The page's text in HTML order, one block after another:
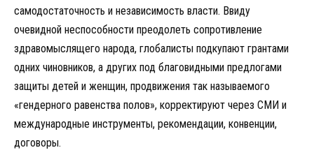
самодостаточность и независимость власти. Ввиду
очевидной неспособности преодолеть сопротивление
здравомыслящего народа, глобалисты подкупают грантами
одних чиновников, а других под благовидными предлогами
защиты детей и женщин, продвижения так называемого
«гендерного равенства полов», корректируют через СМИ и
международные инструменты, рекомендации, конвенции,
договоры.